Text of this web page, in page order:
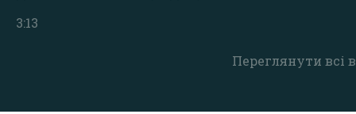
Переглянути всі
3:13